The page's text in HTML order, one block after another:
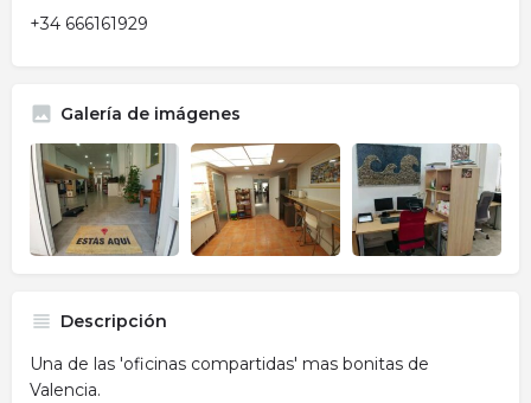
+34 666161929
Galería de imágenes
Descripción
Una de las 'oficinas compartidas' mas bonitas de
Valencia.